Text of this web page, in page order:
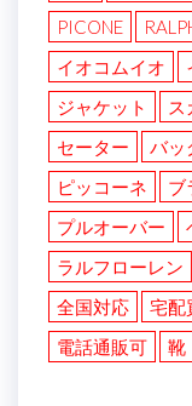
PICONE
イオコムイオ
ジャケット
ス
セーター
バッ
ピッコーネ
ブ
プルオーバー
ラルフローレン
全国対応
宅配
電話通販可
靴